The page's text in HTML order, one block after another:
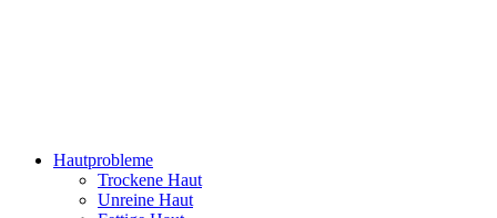
Hautprobleme
Trockene Haut
Unreine Haut